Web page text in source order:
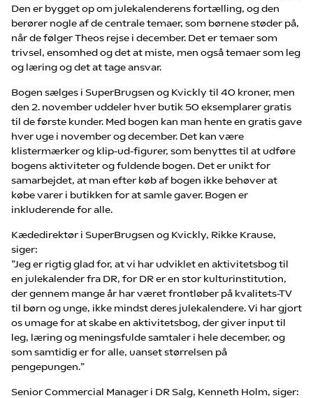
Den er bygget op om julekalenderens fortælling, og den
berører nogle af de centrale temaer, som børnene støder på,
når de følger Theos rejse i december. Det er temaer som
trivsel, ensomhed og det at miste, men også temaer som leg
og læring og det at tage ansvar.
Bogen sælges i SuperBrugsen og Kvickly til 40 kroner, men
den 2. november uddeler hver butik 50 eksemplarer gratis
til de første kunder. Med bogen kan man hente en gratis gave
hver uge i november og december. Det kan være
klistermærker og klip-ud-figurer, som benyttes til at udføre
bogens aktiviteter og fuldende bogen. Det er unikt for
samarbejdet, at man efter køb af bogen ikke behøver at
købe varer i butikken for at samle gaver. Bogen er
inkluderende for alle.
Kædedirektør i SuperBrugsen og Kvickly, Rikke Krause,
siger:
”Jeg er rigtig glad for, at vi har udviklet en aktivitetsbog til
en julekalender fra DR, for DR er en stor kulturinstitution,
der gennem mange år har været frontløber på kvalitets-TV
til børn og unge, ikke mindst deres julekalendere. Vi har gjort
os umage for at skabe en aktivitetsbog, der giver input til
leg, læring og meningsfulde samtaler i hele december, og
som samtidig er for alle, uanset størrelsen på
pengepungen.”
Senior Commercial Manager i DR Salg, Kenneth Holm, siger: